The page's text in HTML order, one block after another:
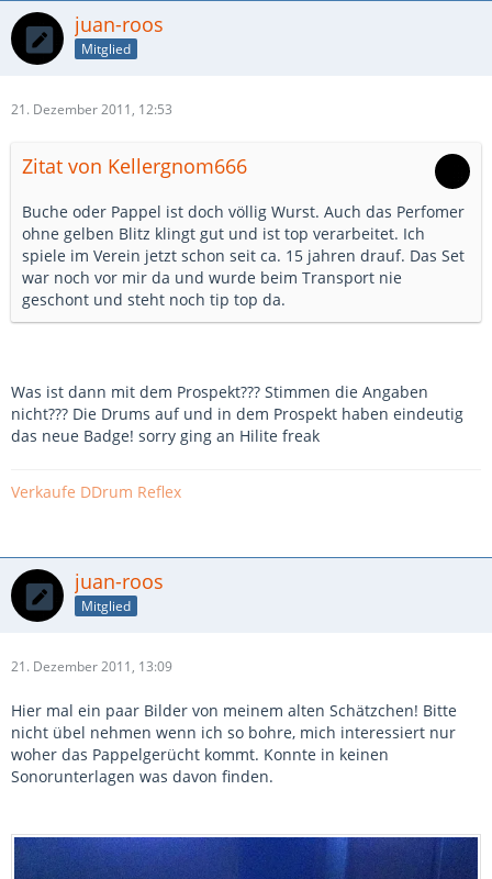
juan-roos
Mitglied
21. Dezember 2011, 12:53
Zitat von Kellergnom666
Buche oder Pappel ist doch völlig Wurst. Auch das Perfomer
ohne gelben Blitz klingt gut und ist top verarbeitet. Ich
spiele im Verein jetzt schon seit ca. 15 jahren drauf. Das Set
war noch vor mir da und wurde beim Transport nie
geschont und steht noch tip top da.
Was ist dann mit dem Prospekt??? Stimmen die Angaben
nicht??? Die Drums auf und in dem Prospekt haben eindeutig
das neue Badge! sorry ging an Hilite freak
Verkaufe DDrum Reflex
juan-roos
Mitglied
21. Dezember 2011, 13:09
Hier mal ein paar Bilder von meinem alten Schätzchen! Bitte
nicht übel nehmen wenn ich so bohre, mich interessiert nur
woher das Pappelgerücht kommt. Konnte in keinen
Sonorunterlagen was davon finden.